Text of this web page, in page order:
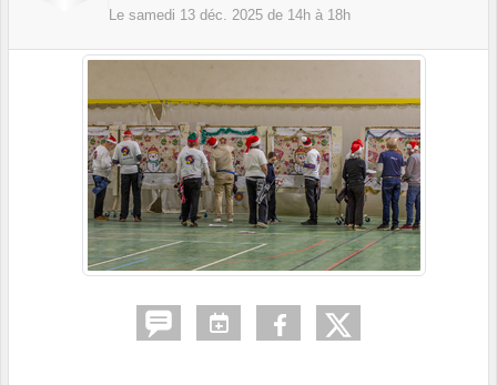
Le samedi 13 déc. 2025 de 14h à 18h